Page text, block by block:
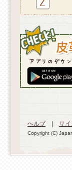
ヘルプ| サ
Copyright (C)